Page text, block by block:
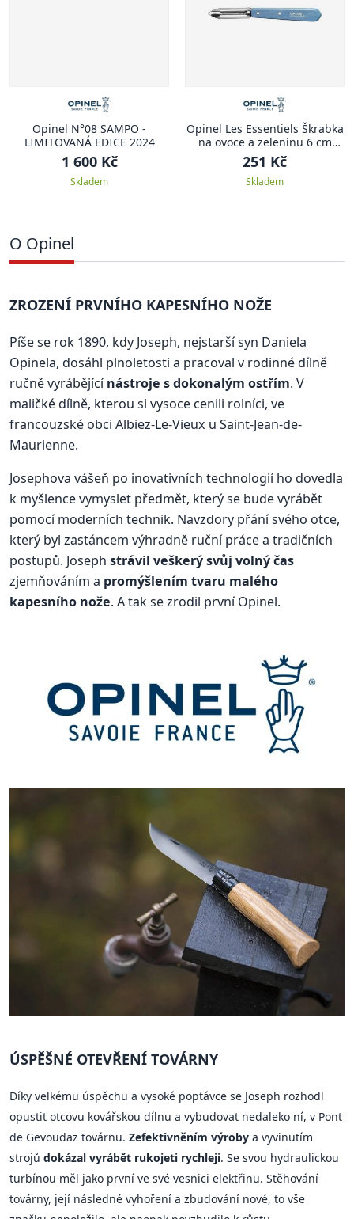
Opinel N°08 SAMPO -
LIMITOVANÁ EDICE 2024
1 600 Kč
Skladem
Opinel Les Essentiels Škrabka
na ovoce a zeleninu 6 cm
N°115 modrá
251 Kč
Skladem
O Opinel
ZROZENÍ PRVNÍHO KAPESNÍHO NOŽE
Píše se rok 1890, kdy Joseph, nejstarší syn Daniela
Opinela, dosáhl plnoletosti a pracoval v rodinné dílně
ručně vyrábějícínástroje s dokonalým ostřím. V
maličké dílně, kterou si vysoce cenili rolníci, ve
francouzské obci Albiez-Le-Vieux u Saint-Jean-de-
Maurienne.
Josephova vášeň po inovativních technologií ho dovedla
k myšlence vymyslet předmět, který se bude vyrábět
pomocí moderních technik. Navzdory přání svého otce,
který byl zastáncem výhradně ruční práce a tradičních
postupů. Joseph strávil veškerý svůj volný čas
zjemňováním a promýšlením tvaru malého
kapesního nože. A tak se zrodil první Opinel.
ÚSPĚŠNÉ OTEVŘENÍ TOVÁRNY
Díky velkému úspěchu a vysoké poptávce se Joseph rozhodl
opustit otcovu kovářskou dílnu a vybudovat nedaleko ní, v Pont
de Gevoudaz továrnu. Zefektivněním výroby a vyvinutím
strojů dokázal vyrábět rukojeti rychleji. Se svou hydraulickou
turbínou měl jako první ve své vesnici elektřinu. Stěhování
továrny, její následné vyhoření a zbudování nové, to vše